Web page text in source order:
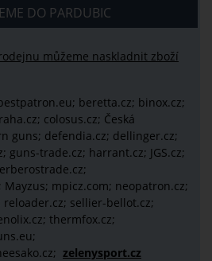
DO PARDUBIC
můžeme naskladnit zboží
beretta.cz; binox.cz;
colosus.cz; Česká
guns; defendia.cz; dellinger.cz;
guns-trade.cz; harrant.cz; JGS.cz;
Mayzus; mpicz.com; neopatron.cz;
sellier-bellot.cz;
thermfox.cz;
zelenysport.cz